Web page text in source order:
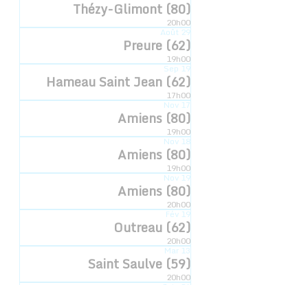
Thézy-Glimont (80)
20h00
Août29
Preure (62)
19h00
Sep19
Hameau Saint Jean (62)
17h00
Nov17
Amiens (80)
19h00
Nov18
Amiens (80)
19h00
Nov19
Amiens (80)
20h00
Fév19
Outreau (62)
20h00
Mar13
Saint Saulve (59)
20h00
Le Pecq (78)
Ajouter au calendrier
Date :
Heure :